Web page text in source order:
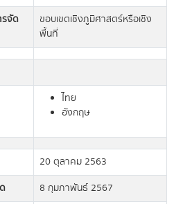
จัด
ขอบเขตเชิงภูมิศาสตร์หรือเชิง
พื้นที่
ไทย
อังกฤษ
20 ตุลาคม 2563
8 กุมภาพันธ์ 2567